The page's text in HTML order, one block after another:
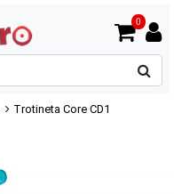
0
Trotineta Core CD1